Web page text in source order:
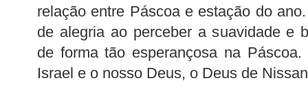
relação entre Páscoa e estação do
de alegria ao perceber a suavidade e
de forma tão esperançosa na
Israel e o nosso Deus, o Deus de